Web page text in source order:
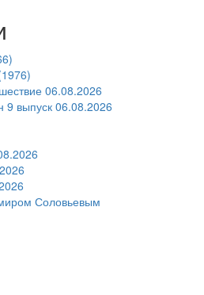
06.08.2026
9 выпуск 06.08.2026
Соловьевым